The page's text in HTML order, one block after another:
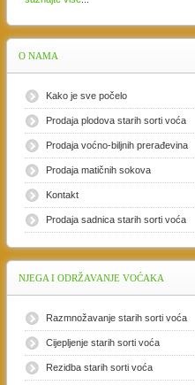
O NAMA
Kako je sve počelo
Prodaja plodova starih sorti voća
Prodaja voćno-biljnih prerađevina
Prodaja matičnih sokova
Kontakt
Prodaja sadnica starih sorti voća
NJEGA I ODRŽAVANJE VOĆAKA
Razmnožavanje starih sorti voća
Cijepljenje starih sorti voća
Rezidba starih sorti voća